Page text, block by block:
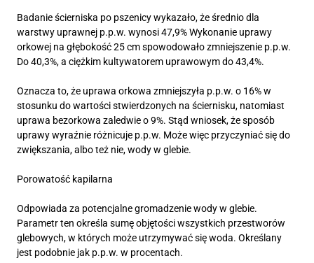
Badanie ścierniska po pszenicy wykazało, że średnio dla
warstwy uprawnej p.p.w. wynosi 47,9% Wykonanie uprawy
orkowej na głębokość 25 cm spowodowało zmniejszenie p.p.w.
Do 40,3%, a ciężkim kultywatorem uprawowym do 43,4%.
Oznacza to, że uprawa orkowa zmniejszyła p.p.w. o 16% w
stosunku do wartości stwierdzonych na ściernisku, natomiast
uprawa bezorkowa zaledwie o 9%. Stąd wniosek, że sposób
uprawy wyraźnie różnicuje p.p.w. Może więc przyczyniać się do
zwiększania, albo też nie, wody w glebie.
Porowatość kapilarna
Odpowiada za potencjalne gromadzenie wody w glebie.
Parametr ten określa sumę objętości wszystkich przestworów
glebowych, w których może utrzymywać się woda. Określany
jest podobnie jak p.p.w. w procentach.